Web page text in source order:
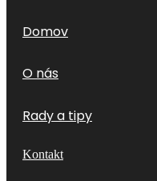
Domov
O nás
Rady a tipy
Kontakt